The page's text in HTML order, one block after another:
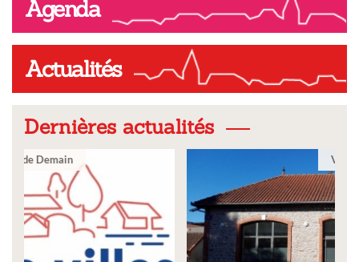
Agenda
Actualités
Dernières actualités